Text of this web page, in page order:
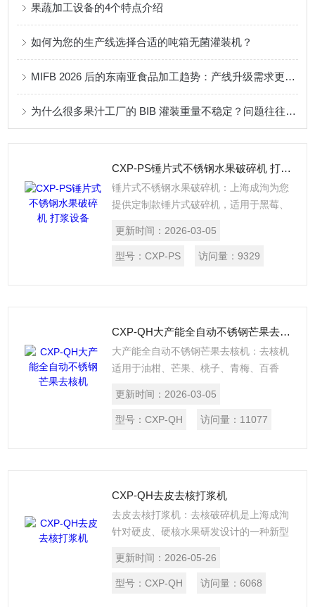
果蔬加工设备的4个特点介绍
如何为您的生产线选择合适的吨箱无菌灌装机？
MIFB 2026 后的东南亚食品加工趋势：产线升级需求更明确
为什么很多果汁工厂的 BIB 灌装重量不稳定？问题往往出在计量方式
CXP-PS锤片式不锈钢水果破碎机 打浆设备
锤片式不锈钢水果破碎机：上海成洵为您
提供定制款锤片式破碎机，适用于黑莓、
汁。本公司设计并制造的锤片式破碎机，
系在引进并消化的基础上进行技术更新和
更新时间： 2026-03-05
型号： CXP-PS 访问量：9329
CXP-QH大产能全自动不锈钢芒果去核机
大产能全自动不锈钢芒果去核机：去核机
适用于油柑、芒果、桃子、青梅、百香
果。去核机是本公司消化，并自主创新研
发，工艺技术及产品质量均在国内前端水
更新时间： 2026-03-05
型号： CXP-QH 访问量： 11077
CXP-QH去皮去核打浆机
去皮去核打浆机：去核破碎机是上海成洵
针对硬皮、硬核水果研发设计的一种新型
质量均具国际专业水平。去核机特别适用
于芒果、百香果、罗汉果、桃子、杏等硬
更新时间： 2026-05-26
型号： CXP-QH 访问量：6068